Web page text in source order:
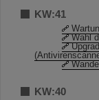
KW:41
Wahl
KW:40